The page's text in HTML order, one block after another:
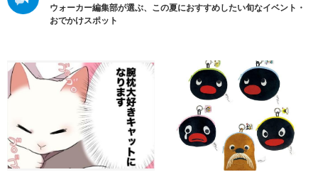
ウォーカー編集部が選ぶ、この夏におすすめしたい旬なイベント・
おでかけスポット